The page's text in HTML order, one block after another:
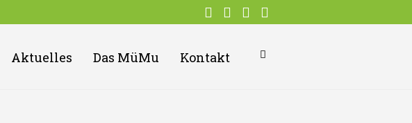
Aktuelles Das MüMu Kontakt